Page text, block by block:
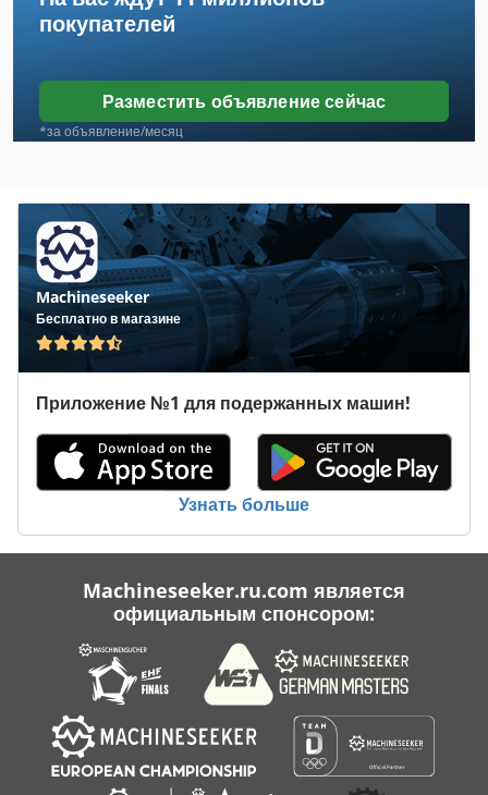
покупателей
Разместить объявление сейчас
*за объявление/месяц
Machineseeker
Бесплатно в магазине
Приложение №1 для подержанных машин!
Узнать больше
Machineseeker.ru.com является
официальным спонсором: